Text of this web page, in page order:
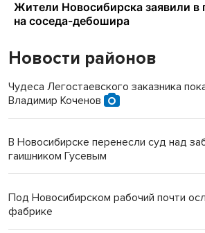
Новости районов
Чудеса Легостаевского заказника
Владимир Коченов
В Новосибирске перенесли суд над
гаишником Гусевым
Под Новосибирском рабочий почти
фабрике